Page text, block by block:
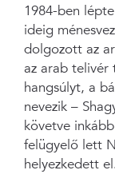
1984-ben
ideig
dolgozott az
az arab telivér
hangsúlyt, a
nevezik –
követve
felügyelő lett
helyezkedett